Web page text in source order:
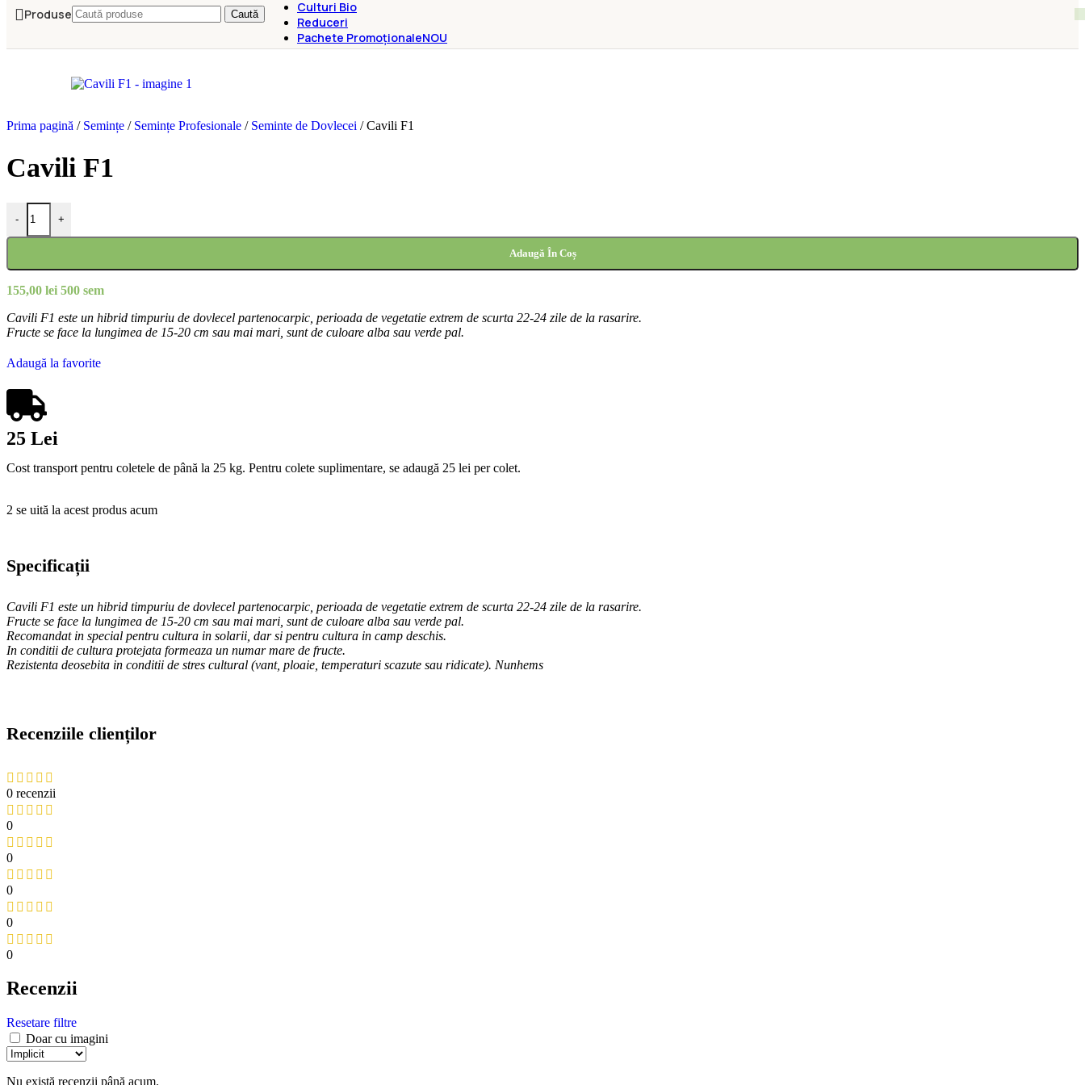
Produse Caută
Culturi Bio
Reduceri
Pachete PromoționaleNOU
Prima pagină / Semințe / Semințe Profesionale / Seminte de Dovlecei / Cavili F1
Cavili F1
- +
Adaugă În Coș
155,00 lei 500 sem
Cavili F1 este un hibrid timpuriu de dovlecel partenocarpic, perioada de vegetatie extrem de scurta 22-24 zile de la rasarire.
Fructe se face la lungimea de 15-20 cm sau mai mari, sunt de culoare alba sau verde pal.
Adaugă la favorite
25 Lei
Cost transport pentru coletele de până la 25 kg. Pentru colete suplimentare, se adaugă 25 lei per colet.
2 se uită la acest produs acum
Specificații
Cavili F1 este un hibrid timpuriu de dovlecel partenocarpic, perioada de vegetatie extrem de scurta 22-24 zile de la rasarire.
Fructe se face la lungimea de 15-20 cm sau mai mari, sunt de culoare alba sau verde pal.
Recomandat in special pentru cultura in solarii, dar si pentru cultura in camp deschis.
In conditii de cultura protejata formeaza un numar mare de fructe.
Rezistenta deosebita in conditii de stres cultural (vant, ploaie, temperaturi scazute sau ridicate). Nunhems
Recenziile clienților
0 recenzii
0
0
0
0
0
Recenzii
Resetare filtre
Doar cu imagini
Nu există recenzii până acum.